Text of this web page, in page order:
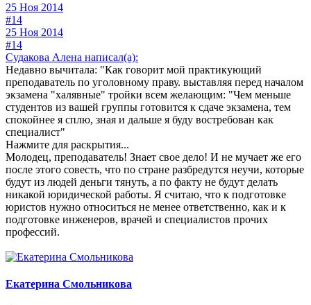
25 Ноя 2014
#14
25 Ноя 2014
#14
Судакова Алена написал(а):
Недавно вычитала: "Как говорит мой практикующий
преподаватель по уголовному праву. выставляя перед началом
экзамена "халявные" тройки всем желающим: "Чем меньше
студентов из вашей группы готовится к сдаче экзамена, тем
спокойнее я сплю, зная и дальше я буду востребован как
специалист"
Нажмите для раскрытия...
Молодец, преподаватель! Знает свое дело! И не мучает же его
после этого совесть, что по стране разбредутся неучи, которые
будут из людей деньги тянуть, а по факту не будут делать
никакой юридической работы. Я считаю, что к подготовке
юристов нужно относиться не менее ответственно, как и к
подготовке инженеров, врачей и специалистов прочих
профессий.
Екатерина Смольникова